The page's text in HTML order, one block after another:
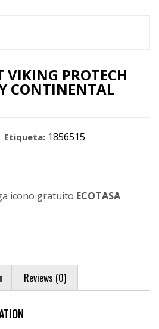
PROTECH
CONTINENTAL
Etiqueta: 1856515
ECOTASA
Reviews (0)